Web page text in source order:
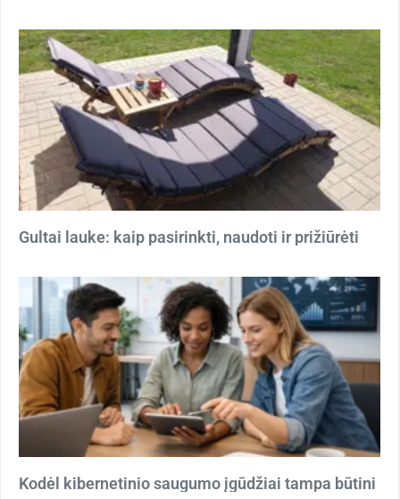
Gultai lauke: kaip pasirinkti, naudoti ir prižiūrėti
Kodėl kibernetinio saugumo įgūdžiai tampa būtini